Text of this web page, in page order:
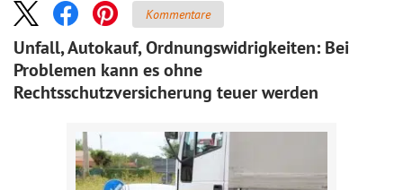
Kommentare
Unfall, Autokauf, Ordnungswidrigkeiten: Bei
Problemen kann es ohne
Rechtsschutzversicherung teuer werden